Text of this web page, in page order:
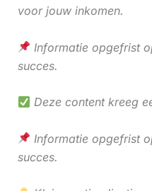
voor jouw inkomen.
Informatie opgefrist
succes.
Deze content kreeg
Informatie opgefrist
succes.